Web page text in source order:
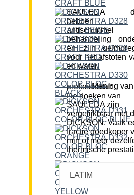
SAULEDA
hebben
antischimmel
behandeling
en zijn
voor het afstoten
en water.
Mening van de professional:
De doeken van
SAULEDA zijn
vergelijkbaar met
DICKSON. Vaak
fractie goedkoper
min of meer
thermische
LATIM